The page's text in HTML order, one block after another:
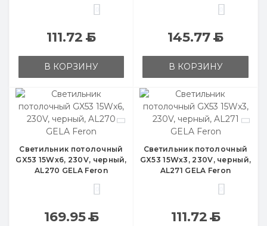
111.72Б
В КОРЗИНУ
145.77Б
В КОРЗИНУ
Светильник потолочный
GX53 15Wx6, 230V, черный,
AL270 GELA Feron
169.95Б
Светильник потолочный
GX53 15Wx3, 230V, черный,
AL271 GELA Feron
111.72Б